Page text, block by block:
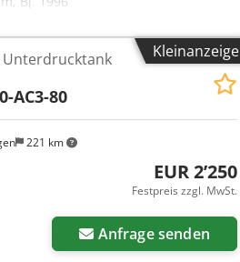
Kleinanzeige
221 km
AC3-80
EUR 2’250
Festpreis zzgl. MwSt.
Anfrage senden